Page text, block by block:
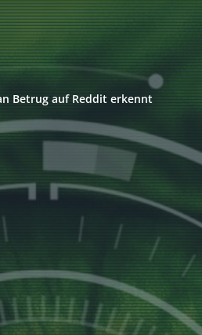
Betrug auf Reddit erkennt